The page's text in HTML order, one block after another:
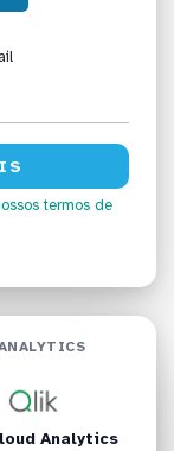
termos de
Analytics